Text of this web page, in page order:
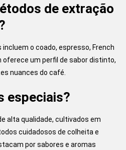
de extração
o coado, espresso, French
oferece um perfil de sabor distinto,
nuances do café.
especiais?
alta qualidade, cultivados em
cuidadosos de colheita e
por sabores e aromas